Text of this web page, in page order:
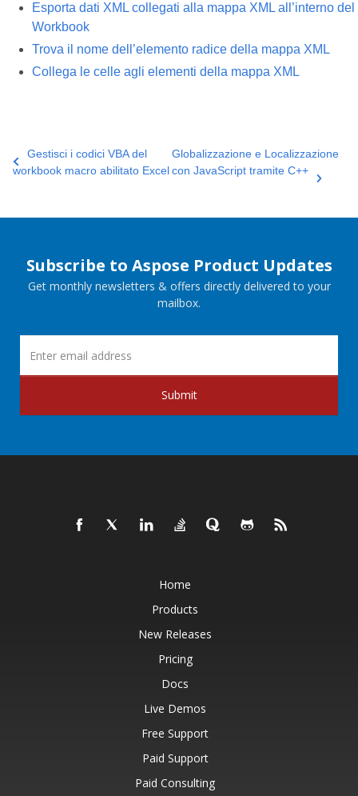
Esporta dati XML collegati alla mappa XML all’interno del
Workbook
Trova il nome dell’elemento radice della mappa XML
Collega le celle agli elementi della mappa XML
Gestisci i codici VBA del
workbook macro abilitato Excel
Globalizzazione e Localizzazione
con JavaScript tramite C++
Subscribe to Aspose Product Updates
Get monthly newsletters & offers directly delivered to your
mailbox.
Submit
Home
Products
New Releases
Pricing
Docs
Live Demos
Free Support
Paid Support
Paid Consulting